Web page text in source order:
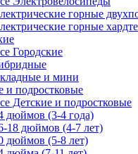
горные
горные
Городские
и мини
и подростковые
Детские и подростковые
дюймов (3-4 года)
18 дюймов (4-7 лет)
дюймов (5-8 лет)